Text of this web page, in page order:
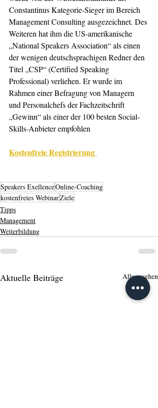
Constantinus Kategorie-Sieger im Bereich
Management Consulting ausgezeichnet. Des
Weiteren hat ihm die US-amerikanische
„National Speakers Association“ als einen
der wenigen deutschsprachigen Redner den
Titel „CSP“ (Certified Speaking
Professional) verliehen. Er wurde im
Rahmen einer Befragung von Managern
und Personalchefs der Fachzeitschrift
„Gewinn“ als einer der 100 besten Social-
Skills-Anbieter empfohlen
Kostenfreie Registrierung
Speakers ExellenceOnline-Coaching
kostenfreies WebinarZiele
Tipps
Management
Weiterbildung
Aktuelle Beiträge Alle ansehen